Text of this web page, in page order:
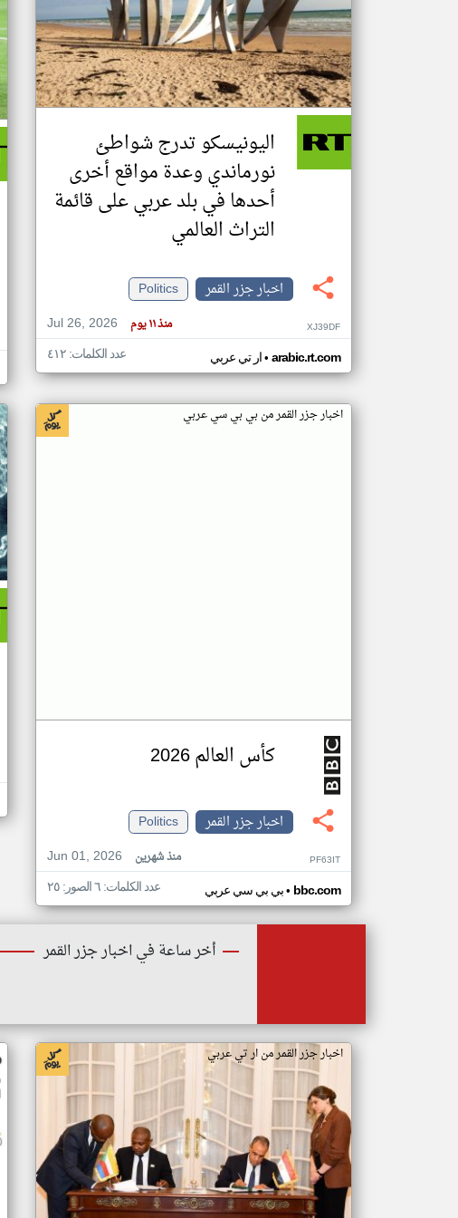
اليونيسكو تدرج شواطئ
نورماندي وعدة مواقع أخرى
أحدها في بلد عربي على قائمة
التراث العالمي
اخبار جزر القمر
Politics
Jul 26, 2026
منذ ١١ يوم XJ39DF
ار تي عربي• arabic.rt.com عدد الكلمات: ٤١٢
اخبار جزر القمر من بي بي سي عربي
كأس العالم 2026
اخبار جزر القمر
Politics
Jun 01, 2026
منذ شهرين PF63IT
بي بي سي عربي• bbc.com عدد الكلمات: ٦ الصور: ٢٥
أخر ساعة في اخبار جزر القمر
اخبار جزر القمر من ار تي عربي